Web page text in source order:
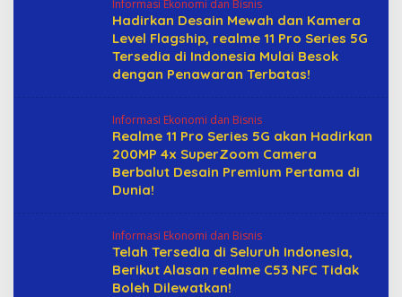
Informasi Ekonomi dan Bisnis
Hadirkan Desain Mewah dan Kamera
Level Flagship, realme 11 Pro Series 5G
Tersedia di Indonesia Mulai Besok
dengan Penawaran Terbatas!
Informasi Ekonomi dan Bisnis
Realme 11 Pro Series 5G akan Hadirkan
200MP 4x SuperZoom Camera
Berbalut Desain Premium Pertama di
Dunia!
Informasi Ekonomi dan Bisnis
Telah Tersedia di Seluruh Indonesia,
Berikut Alasan realme C53 NFC Tidak
Boleh Dilewatkan!